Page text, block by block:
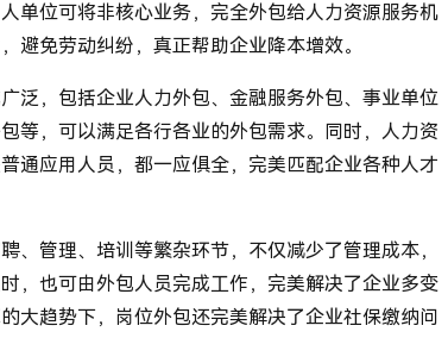
单位可将非核心业务，完全外包给人力资源服务机
避免劳动纠纷，真正帮助企业降本增效。
泛，包括企业人力外包、金融服务外包、事业单位
等，可以满足各行各业的外包需求。同时，人力资
通应用人员，都一应俱全，完美匹配企业各种人才
、管理、培训等繁杂环节，不仅减少了管理成本，
，也可由外包人员完成工作，完美解决了企业多变
大趋势下，岗位外包还完美解决了企业社保缴纳问